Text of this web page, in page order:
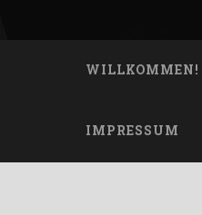
WILLKOMMEN!
IMPRESSUM